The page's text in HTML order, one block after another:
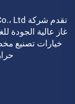
غاز عالية الجودة